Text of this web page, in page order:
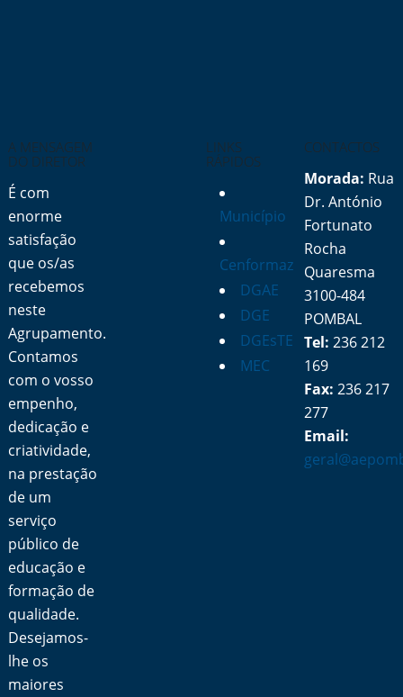
A MENSAGEM
DO DIRETOR
É com
enorme
satisfação
que os/as
recebemos
neste
Agrupamento.
Contamos
com o vosso
empenho,
dedicação e
criatividade,
na prestação
de um
serviço
público de
educação e
formação de
qualidade.
Desejamos-
lhe os
maiores
LINKS
RÁPIDOS
Município
Cenformaz
DGAE
DGE
DGEsTE
MEC
CONTACTOS
Morada: Rua
Dr. António
Fortunato
Rocha
Quaresma
3100-484
POMBAL
Tel: 236 212
169
Fax: 236 217
277
Email: